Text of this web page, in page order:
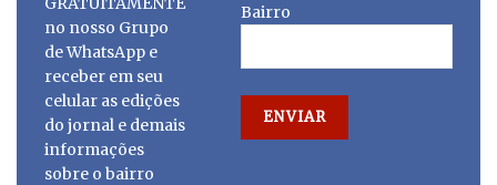
no nosso Grupo
de WhatsApp e
receber em seu
celular as edições
do jornal e demais
informações
sobre o bairro
Bairro